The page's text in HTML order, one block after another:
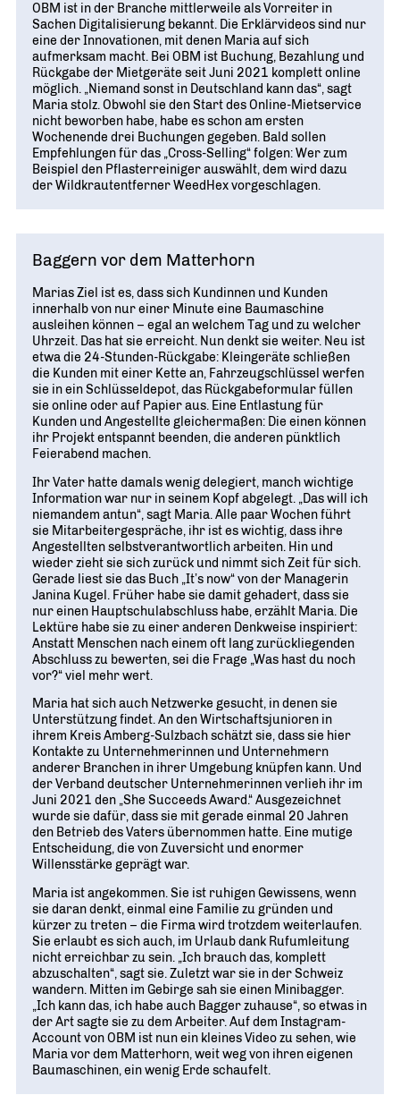
OBM ist in der Branche mittlerweile als Vorreiter in
Sachen Digitalisierung bekannt. Die Erklärvideos sind nur
eine der Innovationen, mit denen Maria auf sich
aufmerksam macht. Bei OBM ist Buchung, Bezahlung und
Rückgabe der Mietgeräte seit Juni 2021 komplett online
möglich. „Niemand sonst in Deutschland kann das“, sagt
Maria stolz. Obwohl sie den Start des Online-Mietservice
nicht beworben habe, habe es schon am ersten
Wochenende drei Buchungen gegeben. Bald sollen
Empfehlungen für das „Cross-Selling“ folgen: Wer zum
Beispiel den Pflasterreiniger auswählt, dem wird dazu
der Wildkrautentferner WeedHex vorgeschlagen.
Baggern vor dem Matterhorn
Marias Ziel ist es, dass sich Kundinnen und Kunden
innerhalb von nur einer Minute eine Baumaschine
ausleihen können – egal an welchem Tag und zu welcher
Uhrzeit. Das hat sie erreicht. Nun denkt sie weiter. Neu ist
etwa die 24-Stunden-Rückgabe: Kleingeräte schließen
die Kunden mit einer Kette an, Fahrzeugschlüssel werfen
sie in ein Schlüsseldepot, das Rückgabeformular füllen
sie online oder auf Papier aus. Eine Entlastung für
Kunden und Angestellte gleichermaßen: Die einen können
ihr Projekt entspannt beenden, die anderen pünktlich
Feierabend machen.
Ihr Vater hatte damals wenig delegiert, manch wichtige
Information war nur in seinem Kopf abgelegt. „Das will ich
niemandem antun“, sagt Maria. Alle paar Wochen führt
sie Mitarbeitergespräche, ihr ist es wichtig, dass ihre
Angestellten selbstverantwortlich arbeiten. Hin und
wieder zieht sie sich zurück und nimmt sich Zeit für sich.
Gerade liest sie das Buch „It’s now“ von der Managerin
Janina Kugel. Früher habe sie damit gehadert, dass sie
nur einen Hauptschulabschluss habe, erzählt Maria. Die
Lektüre habe sie zu einer anderen Denkweise inspiriert:
Anstatt Menschen nach einem oft lang zurückliegenden
Abschluss zu bewerten, sei die Frage „Was hast du noch
vor?“ viel mehr wert.
Maria hat sich auch Netzwerke gesucht, in denen sie
Unterstützung findet. An den Wirtschaftsjunioren in
ihrem Kreis Amberg-Sulzbach schätzt sie, dass sie hier
Kontakte zu Unternehmerinnen und Unternehmern
anderer Branchen in ihrer Umgebung knüpfen kann. Und
der Verband deutscher Unternehmerinnen verlieh ihr im
Juni 2021 den „She Succeeds Award.“ Ausgezeichnet
wurde sie dafür, dass sie mit gerade einmal 20 Jahren
den Betrieb des Vaters übernommen hatte. Eine mutige
Entscheidung, die von Zuversicht und enormer
Willensstärke geprägt war.
Maria ist angekommen. Sie ist ruhigen Gewissens, wenn
sie daran denkt, einmal eine Familie zu gründen und
kürzer zu treten – die Firma wird trotzdem weiterlaufen.
Sie erlaubt es sich auch, im Urlaub dank Rufumleitung
nicht erreichbar zu sein. „Ich brauch das, komplett
abzuschalten“, sagt sie. Zuletzt war sie in der Schweiz
wandern. Mitten im Gebirge sah sie einen Minibagger.
„Ich kann das, ich habe auch Bagger zuhause“, so etwas in
der Art sagte sie zu dem Arbeiter. Auf dem Instagram-
Account von OBM ist nun ein kleines Video zu sehen, wie
Maria vor dem Matterhorn, weit weg von ihren eigenen
Baumaschinen, ein wenig Erde schaufelt.